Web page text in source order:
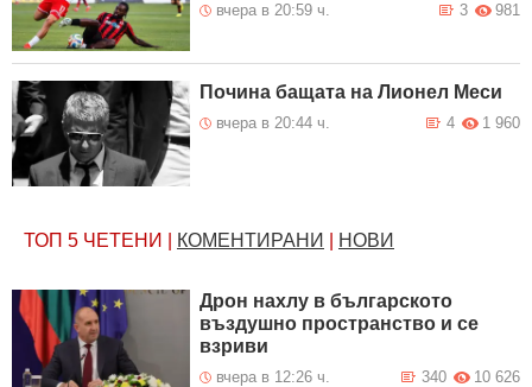
вчера в 20:59 ч. 981
3
Почина бащата на Лионел Меси
вчера в 20:44 ч. 1 960
4
ТОП 5 ЧЕТЕНИ КОМЕНТИРАНИ НОВИ
Дрон нахлу в българското
въздушно пространство и се
взриви
вчера в 12:26 ч. 10 626
340